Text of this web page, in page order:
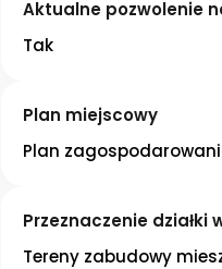
Aktualne pozwolenie
Tak
Plan miejscowy
Plan
Przeznaczenie
Tereny zabudowy